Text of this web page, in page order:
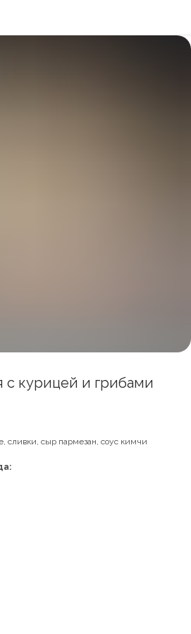
с курицей и грибами
сливки, сыр пармезан, соус кимчи